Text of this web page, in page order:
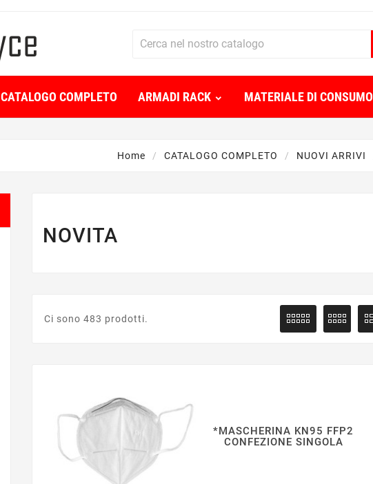
CATALOGO COMPLETO ARMADI RACK MATERIALE DI CONSUMO
Home CATALOGO COMPLETO NUOVI ARRIVI
NOVITA
Ci sono 483 prodotti.
*MASCHERINA KN95 FFP2
CONFEZIONE SINGOLA